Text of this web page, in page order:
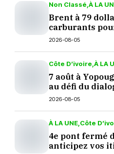
Non Classé À LA
Brent à 79
carburants
septembre ?
2026-08-05
Côte D’ivoire À LA
7 août à
au défi du
2026-08-05
À LA UNE Côte
4e pont fermé
anticipez vos